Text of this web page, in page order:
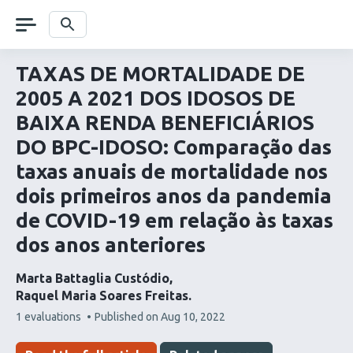
navigation Search
TAXAS DE MORTALIDADE DE
2005 A 2021 DOS IDOSOS DE
BAIXA RENDA BENEFICIÁRIOS
DO BPC-IDOSO: Comparação das
taxas anuais de mortalidade nos
dois primeiros anos da pandemia
de COVID-19 em relação às taxas
dos anos anteriores
Marta Battaglia Custódio
Raquel Maria Soares Freitas
This
has
1 evaluations Published on Aug 10, 2022